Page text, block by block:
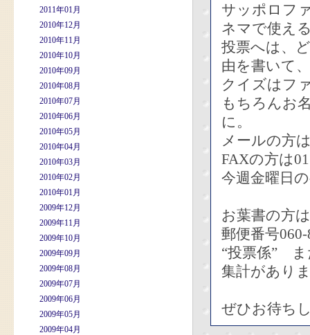
2011年01月
2010年12月
2010年11月
2010年10月
2010年09月
2010年08月
2010年07月
2010年06月
2010年05月
2010年04月
2010年03月
2010年02月
2010年01月
2009年12月
2009年11月
2009年10月
2009年09月
2009年08月
2009年07月
2009年06月
2009年05月
2009年04月
サッポロフ
ネマで使え
投票へは、
由を書いて、
クイズはフ
もちろんお
に。
メールの方
FAXの方は
今週金曜日
お葉書の方は
郵便番号
“投票係” ま
集計があり
ぜひお待ち